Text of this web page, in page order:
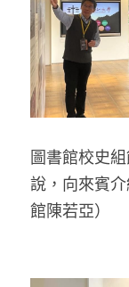
圖書館校史
說，向來賓
館陳若亞）